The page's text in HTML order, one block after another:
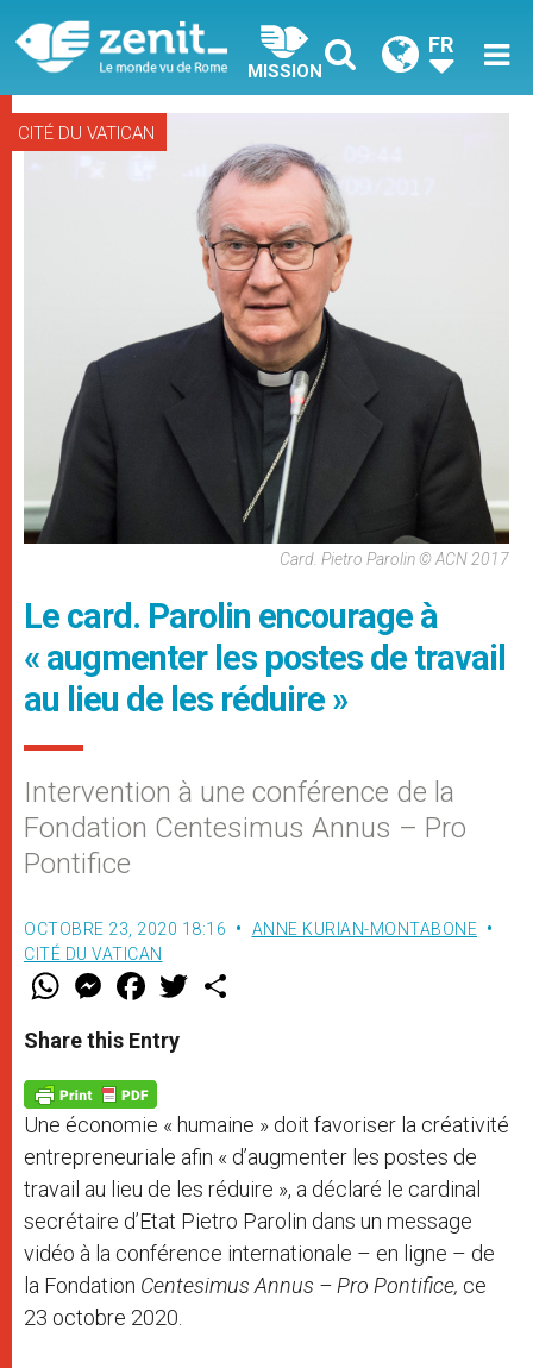
MISSION
FR
CITÉ DU VATICAN
Card. Pietro Parolin © ACN 2017
Le card. Parolin encourage à
« augmenter les postes de travail
au lieu de les réduire »
Intervention à une conférence de la
Fondation Centesimus Annus – Pro
Pontifice
OCTOBRE 23, 2020 18:16
ANNE KURIAN-MONTABONE
CITÉ DU VATICAN
W
t
s
p
p
M
e
s
e
g
e
r
F
a
e
b
o
k
w
Share this Entry
Une économie « humaine » doit favoriser la créativité
entrepreneuriale afin « d’augmenter les postes de
travail au lieu de les réduire », a déclaré le cardinal
secrétaire d’Etat Pietro Parolin dans un message
vidéo à la conférence internationale – en ligne – de
la Fondation Centesimus Annus – Pro Pontifice, ce
23 octobre 2020.